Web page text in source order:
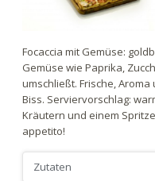
Focaccia mit Gemüse:
Gemüse wie Paprika,
umschließt. Frische,
Biss. Serviervorschlag:
Kräutern und einem
appetito!
Zutaten